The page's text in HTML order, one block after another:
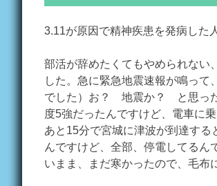
3.11が原因で精神疾患を発病した
部活が辞めたくてもやめられない
した。急に緊急地震速報が鳴っ
でした）お？ 地震か？ と思った
度5強だったんですけど、電車に
あと15分で宮城に津波が到達す
んですけど、全部、停電してるん
いまま、まだ寒かったので、毛布